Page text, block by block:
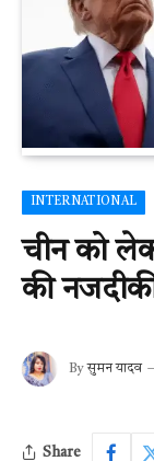
INTERNATIONAL
चीन को
की
By सुमन यादव
Share